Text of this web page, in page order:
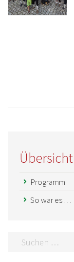
Übersicht
Programm
So war es …
Suchen